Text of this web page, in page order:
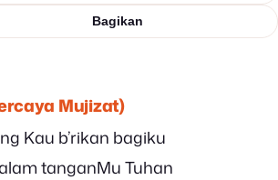
Bagikan
Mujizat)
Kau b’rikan bagiku
tanganMu Tuhan